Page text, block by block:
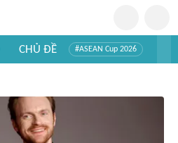
CHỦ ĐỀ #ASEAN Cup 2026